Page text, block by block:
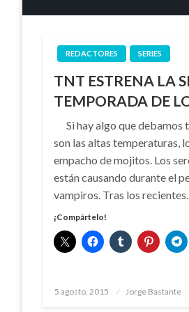
REDACTORES SERIES
TNT ESTRENA LA
TEMPORADA DE
Si hay algo que debamos
son las altas temperaturas,
empacho de mojitos. Los
están causando durante el
vampiros. Tras los
¡Compártelo!
Publicado
5 agosto, 2015 Jorge Bastante